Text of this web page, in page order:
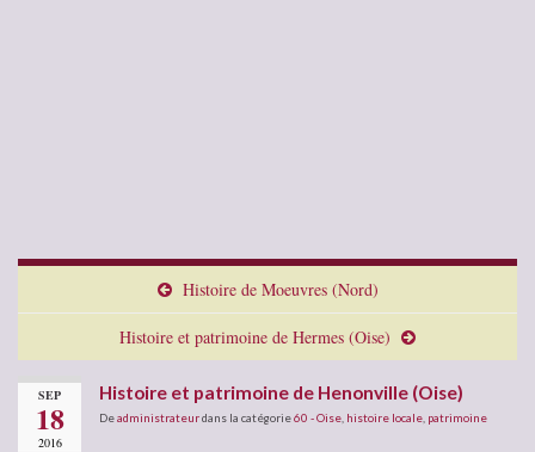
Histoire de Moeuvres (Nord)
Histoire et patrimoine de Hermes (Oise)
SEP
18
2016
Histoire et patrimoine de Henonville (Oise)
Deadministrateurdans la catégorie60 - Oise histoire locale patrimoine